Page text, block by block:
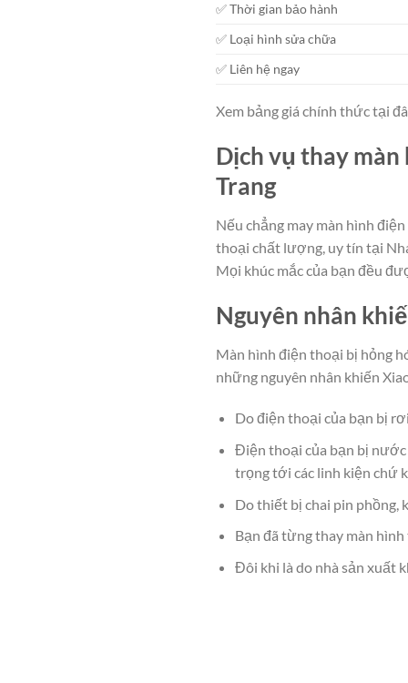
✅ Thời gian bảo hành
✅ Loại hình sửa chữa
✅ Liên hệ ngay
Xem bảng giá chính thức tại
Dịch vụ thay màn
Trang
Nếu chẳng may màn hình
thoại chất lượng, uy tín tại
Mọi khúc mắc của bạn đều
Nguyên nhân
Màn hình điện thoại bị hỏng
những nguyên nhân khiến
Do điện thoại của bạn bị
Điện thoại của bạn bị
trọng tới các linh kiện chứ
Do thiết bị chai pin phồng,
Bạn đã từng thay màn
Đôi khi là do nhà sản xuất